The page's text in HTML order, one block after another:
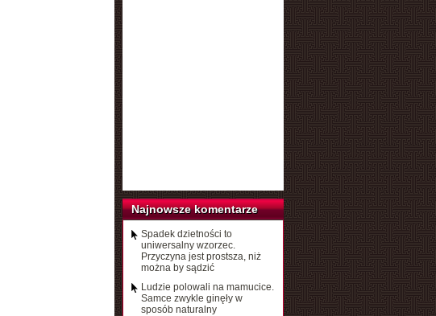
Najnowsze komentarze
Spadek dzietności to
uniwersalny wzorzec.
Przyczyna jest prostsza, niż
można by sądzić
Ludzie polowali na mamucice.
Samce zwykle ginęły w
sposób naturalny